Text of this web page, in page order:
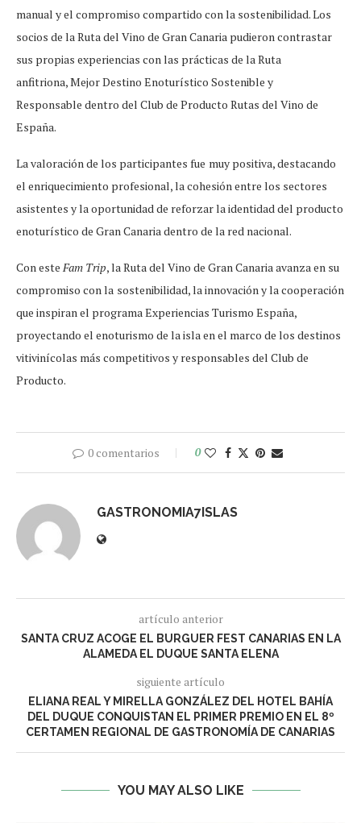
manual y el compromiso compartido con la sostenibilidad. Los
socios de la Ruta del Vino de Gran Canaria pudieron contrastar
sus propias experiencias con las prácticas de la Ruta
anfitriona, Mejor Destino Enoturístico Sostenible y
Responsable dentro del Club de Producto Rutas del Vino de
España.
La valoración de los participantes fue muy positiva, destacando
el enriquecimiento profesional, la cohesión entre los sectores
asistentes y la oportunidad de reforzar la identidad del producto
enoturístico de Gran Canaria dentro de la red nacional.
Con este Fam Trip, la Ruta del Vino de Gran Canaria avanza en su
compromiso con la sostenibilidad, la innovación y la cooperación
que inspiran el programa Experiencias Turismo España,
proyectando el enoturismo de la isla en el marco de los destinos
vitivinícolas más competitivos y responsables del Club de
Producto.
0 comentarios 0
GASTRONOMIA7ISLAS
artículo anterior
SANTA CRUZ ACOGE EL BURGUER FEST CANARIAS EN LA
ALAMEDA EL DUQUE SANTA ELENA
siguiente artículo
ELIANA REAL Y MIRELLA GONZÁLEZ DEL HOTEL BAHÍA
DEL DUQUE CONQUISTAN EL PRIMER PREMIO EN EL 8º
CERTAMEN REGIONAL DE GASTRONOMÍA DE CANARIAS
YOU MAY ALSO LIKE